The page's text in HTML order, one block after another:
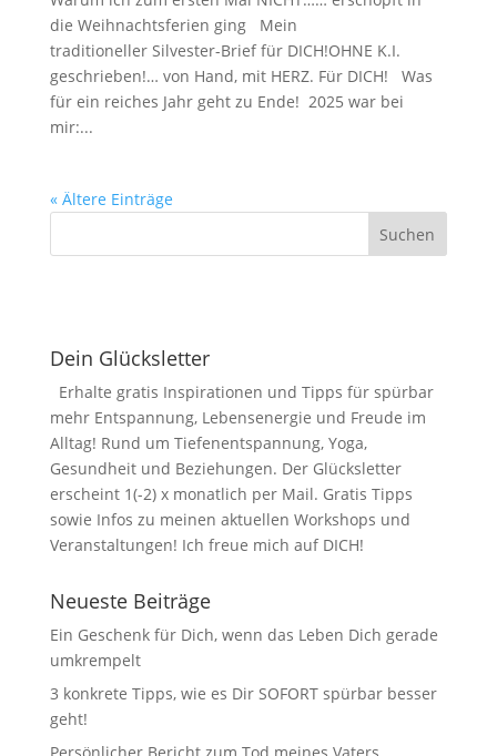
die Weihnachtsferien ging Mein
traditioneller Silvester-Brief für DICH!OHNE K.I.
geschrieben!… von Hand, mit HERZ. Für DICH! Was
für ein reiches Jahr geht zu Ende! 2025 war bei
mir:...
« Ältere Einträge
Dein Glücksletter
Erhalte gratis Inspirationen und Tipps für spürbar
mehr Entspannung, Lebensenergie und Freude im
Alltag! Rund um Tiefenentspannung, Yoga,
Gesundheit und Beziehungen. Der Glücksletter
erscheint 1(-2) x monatlich per Mail. Gratis Tipps
sowie Infos zu meinen aktuellen Workshops und
Veranstaltungen! Ich freue mich auf DICH!
Neueste Beiträge
Ein Geschenk für Dich, wenn das Leben Dich gerade
umkrempelt
3 konkrete Tipps, wie es Dir SOFORT spürbar besser
geht!